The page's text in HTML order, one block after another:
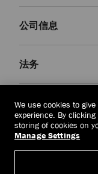
提交退货
送货
定制服务
保修服务
公司信息
我们的历史
我们的影响与责任
我們的影響與責任
匠心工艺
法务
条款与条件
被遗忘权
主体访问请求表
缅甸(HK$)
We use cookies to
experience. By
storing of cookies on
Manage Settings